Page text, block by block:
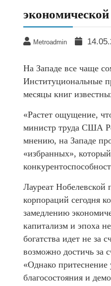
Metroadmin
На Западе все чаще
Институциональные
месяцы книг
«Растет ощущение,
министр труда США
мнению, на Западе
«избранных»,
Лауреат Нобелевской
корпораций сегодня
замедлению
капитализм и эпоха
богатства идет не за
возможно достичь за
«Однако притеснение
благосостояния и